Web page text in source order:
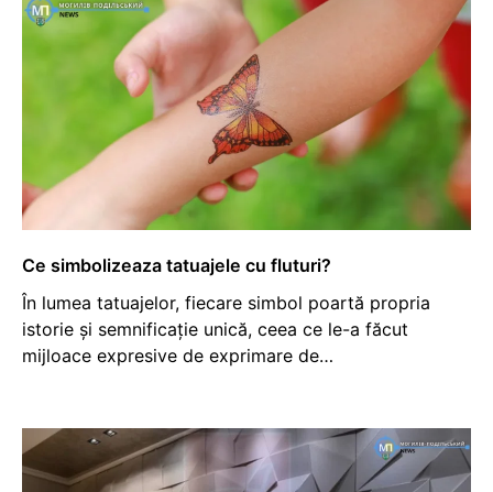
Ce simbolizeaza tatuajele cu fluturi?
În lumea tatuajelor, fiecare simbol poartă propria
istorie și semnificație unică, ceea ce le-a făcut
mijloace expresive de exprimare de…